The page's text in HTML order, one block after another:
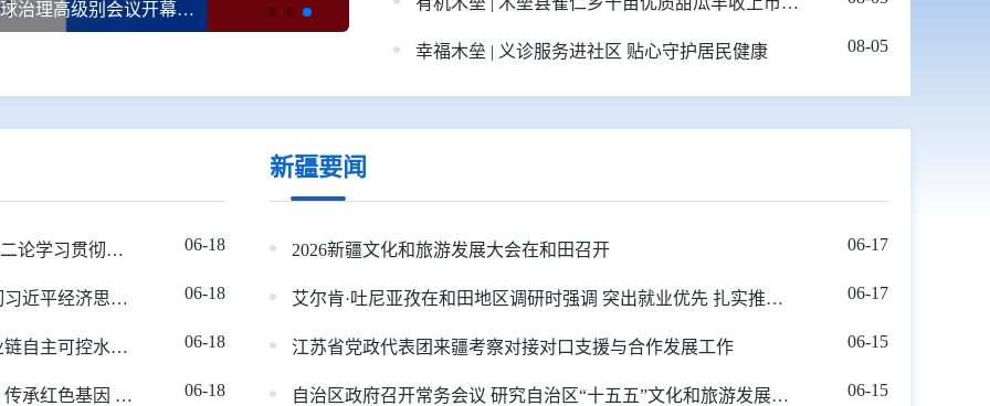
习近平出席2026世界人工智能大会暨人工智能全球治理高级别会议开幕式并发表主旨讲话
幸福木垒 | 义诊服务进社区 贴心守护居民健康 08-05
新华社评论员：办好中国的事情，关键在党——二论学习贯彻习近平党建思想 06-18
【视频】王小洪在河北调研时强调 深入学习贯彻习近平经济思想 努力推动高质量发展再上新台阶 06-18
【视频】张国清在福建调研时强调 提升重点产业链自主可控水平 更好发挥标准引领保障作用 06-18
【视频】习近平给新华社老党员张连生回信强调 传承红色基因 在新征程上书写优异答卷 06-18
新疆要闻
2026新疆文化和旅游发展大会在和田召开 06-17
艾尔肯·吐尼亚孜在和田地区调研时强调 突出就业优先 扎实推动高质量发展 06-17
江苏省党政代表团来疆考察对接对口支援与合作发展工作 06-15
自治区政府召开常务会议 研究自治区“十五五”文化和旅游发展规划等 06-15